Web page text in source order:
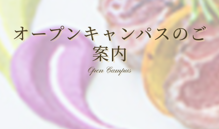
オープンキャンパスのご
案内
Open Campus